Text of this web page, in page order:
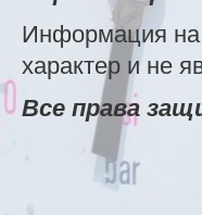
Информация на
характер и не
Все права